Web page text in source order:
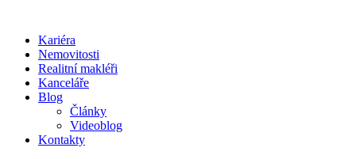
obsahuKariéra
Nemovitosti
Realitní makléři
Kanceláře
Blog
Články
Videoblog
Kontakty